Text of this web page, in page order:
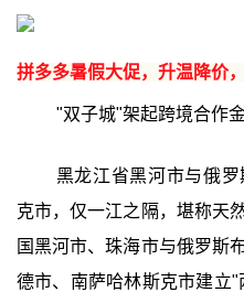
拼多多暑假大促，升温降价
"双子城"架起跨境合作
黑龙江省黑河市与俄
克市，仅一江之隔，堪称天
国黑河市、珠海市与俄罗斯
德市、南萨哈林斯克市建立